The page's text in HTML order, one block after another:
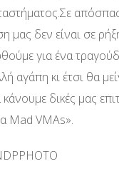
μας δεν είναι σε
για ένα
αγάπη κι έτσι θα
δικές μας
Mad VMAs».